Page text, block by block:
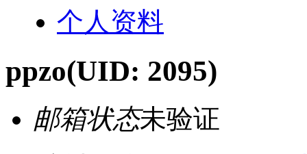
个人资料
ppzo(UID: 2095)
邮箱状态未验证